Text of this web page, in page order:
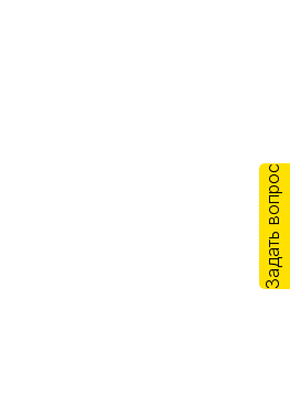
Задать вопрос